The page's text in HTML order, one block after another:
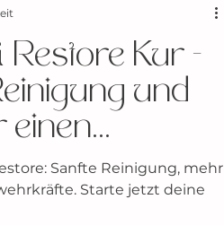
Restore Kur -
und
einen
Sanfte Reinigung, mehr
Starte jetzt deine